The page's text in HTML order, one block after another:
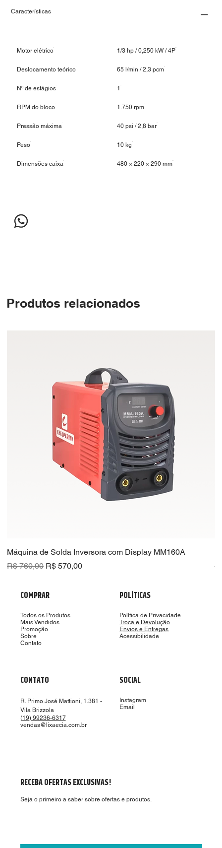
Características
Motor elétrico 1/3 hp / 0,250 kW / 4P
Deslocamento teórico 65 l/min / 2,3 pcm
Nº de estágios 1
RPM do bloco 1.750 rpm
Pressão máxima 40 psi / 2,8 bar
Peso 10 kg
Dimensões caixa 480 × 220 × 290 mm
Produtos relacionados
Máquina de Solda Inversora com Display MM160A
Preço normal
R$ 760,00 Preço promocional
R$ 570,00
COMPRAR
Todos os Produtos
Mais Vendidos
Promoção
Sobre
Contato
POLÍTICAS
Política de Privacidade
Troca e Devolução
Envios e Entregas
Acessibilidade
CONTATO
R. Primo José Mattioni, 1.381 -
Vila Brizzola
(19) 99236-6317
vendas@lixaecia.com.br
SOCIAL
Instagram
Email
RECEBA OFERTAS EXCLUSIVAS!
Seja o primeiro a saber sobre ofertas e produtos.